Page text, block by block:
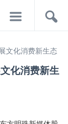
文化消费新生态
化消费新生